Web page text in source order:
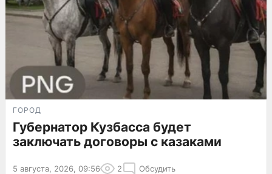
ГОРОД
Губернатор Кузбасса будет
заключать договоры с казаками
5 августа, 2026, 09:56 2 Обсудить